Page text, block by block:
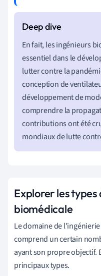
En fait, les ingénieurs
essentiel dans le
lutter contre la
conception de
développement de
comprendre la
contributions ont été
mondiaux de lutte
Explorer les
biomédicale
Le domaine de
comprend un certain
ayant son propre objectif.
principaux types.